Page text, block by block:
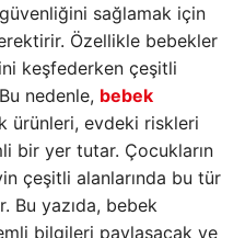
sağlamak için
Özellikle bebekler
keşfederken çeşitli
nedenle, bebek
ürünleri, evdeki riskleri
bir yer tutar. Çocukların
çeşitli alanlarında bu tür
Bu yazıda, bebek
bilgileri paylaşacak ve